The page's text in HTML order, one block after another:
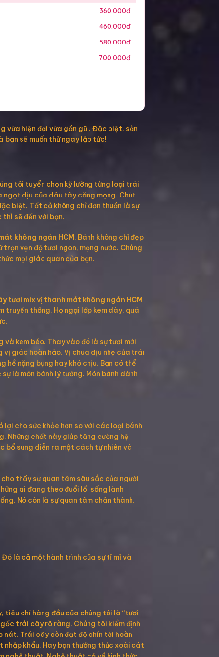
360.000đ
460.000đ
580.000đ
700.000đ
vừa hiện đại vừa gần gũi. Đặc biệt, sản
bạn sẽ muốn thử ngay lập tức!
tôi tuyển chọn kỹ lưỡng từng loại trái
ngọt dịu của dâu tây căng mọng. Chút
biệt. Tất cả không chỉ đơn thuần là sự
sẽ đến với bạn.
không ngán HCM. Bánh không chỉ đẹp
vẹn độ tươi ngon, mọng nước. Chúng
mọi giác quan của bạn.
tươi mix vị thanh mát không ngán HCM
truyền thống. Họ ngại lớp kem dày, quá
và kem béo. Thay vào đó là sự tươi mới
giác hoàn hảo. Vị chua dịu nhẹ của trái
hề nặng bụng hay khó chịu. Bạn có thể
là món bánh lý tưởng. Món bánh dành
lợi cho sức khỏe hơn so với các loại bánh
Những chất này giúp tăng cường hệ
bổ sung diễn ra một cách tự nhiên và
thấy sự quan tâm sâu sắc của người
ai đang theo đuổi lối sống lành
Nó còn là sự quan tâm chân thành.
là cả một hành trình của sự tỉ mỉ và
tiêu chí hàng đầu của chúng tôi là “tươi
trái cây rõ ràng. Chúng tôi kiểm định
nát. Trái cây còn đạt độ chín tới hoàn
nhập khẩu. Hay bạn thưởng thức xoài cát